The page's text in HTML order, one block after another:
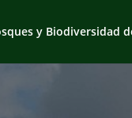
y Biodiversidad